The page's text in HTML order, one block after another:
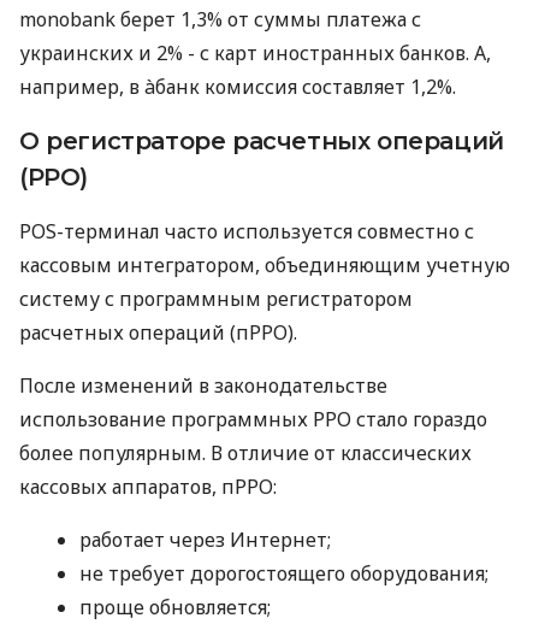
monobank берет 1,3% от суммы платежа с
украинских и 2% - с карт иностранных банков. А,
например, в àбанк комиссия составляет 1,2%.
О регистраторе расчетных операций
(РРО)
POS-терминал часто используется совместно с
кассовым интегратором, объединяющим учетную
систему с программным регистратором
расчетных операций (пРРО).
После изменений в законодательстве
использование программных РРО стало гораздо
более популярным. В отличие от классических
кассовых аппаратов, пРРО:
работает через Интернет;
не требует дорогостоящего оборудования;
проще обновляется;